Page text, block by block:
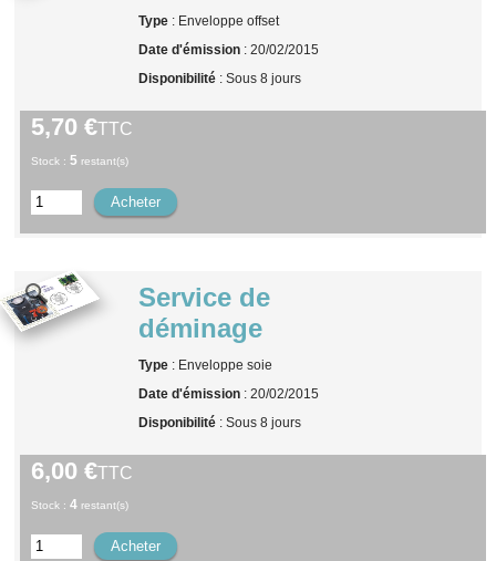
Type: Enveloppe offset
Date d'émission: 20/02/2015
Disponibilité: Sous 8 jours
5,70 €TTC
Stock : 5 restant(s)
Service de
déminage
Type: Enveloppe soie
Date d'émission: 20/02/2015
Disponibilité: Sous 8 jours
6,00 €TTC
Stock : 4restant(s)